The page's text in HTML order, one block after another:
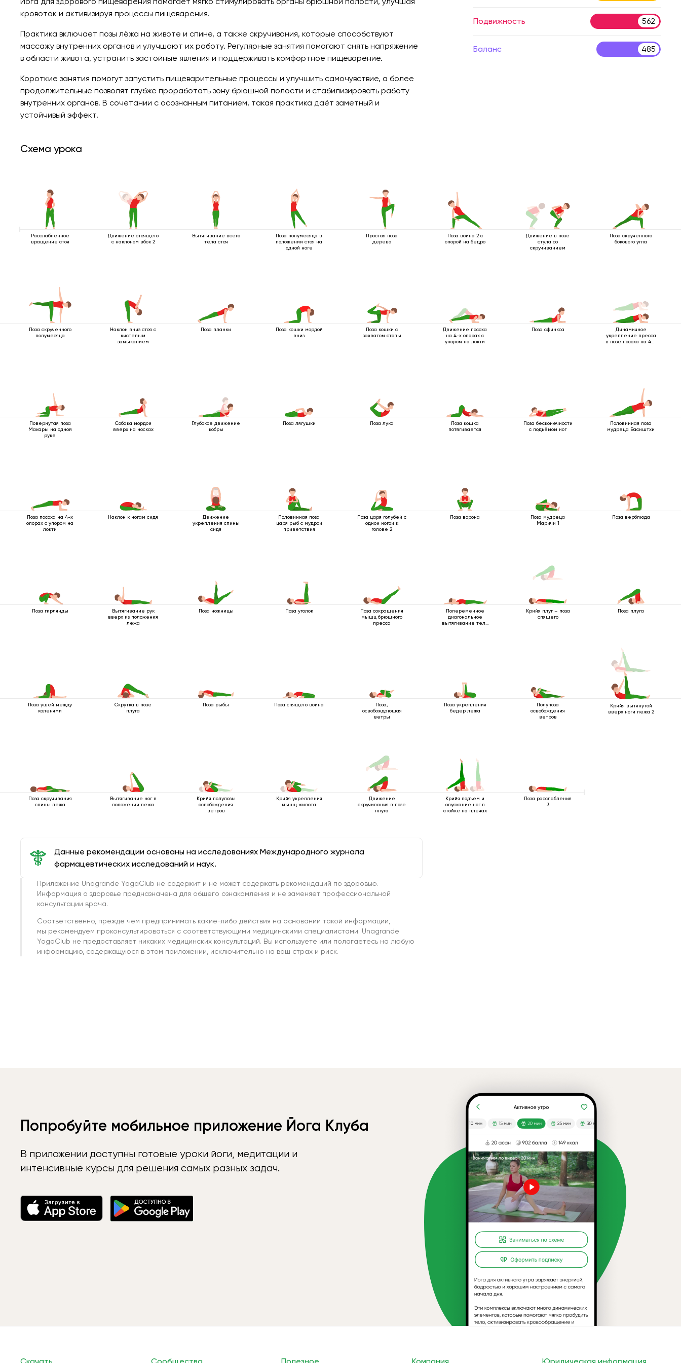
кровоток и активизируя процессы пищеварения.
Практика включает позы лёжа на животе и спине, а также скручивания, которые способствуют
массажу внутренних органов и улучшают их работу. Регулярные занятия помогают снять напряжение
в области живота, устранить застойные явления и поддерживать комфортное пищеварение.
Короткие занятия помогут запустить пищеварительные процессы и улучшить самочувствие, а более
продолжительные позволят глубже проработать зону брюшной полости и стабилизировать работу
внутренних органов. В сочетании с осознанным питанием, такая практика даёт заметный и
устойчивый эффект.
Подвижность 562
Баланс 485
Схема урока
Расслабленное
вращение стоя
Движение стоящего
с наклоном вбок 2
Вытягивание всего
тела стоя
Поза полумесяца в
положении стоя на
одной ноге
Простая поза
дерева
Поза воина 2 с
опорой на бедро
Движение в позе
стула со
скручиванием
Поза скрученного
бокового угла
Поза скрученного
полумесяца
Наклон вниз стоя с
кистевым
замыканием
Поза планки
Поза кошки мордой
вниз
Поза кошки с
захватом стопы
Движение посоха
на 4-х опорах с
упором на локти
Поза сфинкса
Динамичное
укрепление пресса
в позе посоха на 4-х
Повернутая поза
Макары на одной
руке
Собака мордой
вверх на носках
Глубокое движение
кобры
Поза лягушки Поза лука
Поза кошка
потягивается
Поза бесконечности
с подъёмом ног
Половинная поза
мудреца Васиштхи
Поза посоха на 4-х
опорах с упором на
локти
Наклон к ногам сидя
Движение
укрепления спины
сидя
Половинная поза
царя рыб с мудрой
приветствия
Поза царя голубей с
одной ногой к
голове 2
Поза ворона
Поза мудреца
Маричи 1
Поза верблюда
Поза гирлянды
Вытягивание рук
вверх из положения
лежа
Поза ножницы Поза уголок
Поза сокращения
мышц брюшного
пресса
Попеременное
диагональное
вытягивание тела
Крийя плуг – поза
спящего
Поза плуга
Поза ушей между
коленями
Скрутка в позе
плуга
Поза рыбы Поза спящего воина
Поза,
освобождающая
ветры
Поза укрепления
бедер лежа
Полупоза
освобождения
ветров
Крийя вытянутой
вверх ноги лежа 2
Поза скручивания
спины лежа
Вытягивание ног в
положении лежа
Крийя полупозы
освобождения
ветров
Крийя укрепления
мышц живота
Движение
скручивания в позе
плуга
Крийя подъем и
опускание ног в
стойке на плечах
Поза расслабления
3
Данные рекомендации основаны на исследованиях Международного журнала
фармацевтических исследований и наук.
Приложение Unagrande YogaClub не содержит и не может содержать рекомендаций по здоровью.
Информация о здоровье предназначена для общего ознакомления и не заменяет профессиональной
консультации врача.
Соответственно, прежде чем предпринимать какие-либо действия на основании такой информации,
мы рекомендуем проконсультироваться с соответствующими медицинскими специалистами. Unagrande
YogaClub не предоставляет никаких медицинских консультаций. Вы используете или полагаетесь на любую
информацию, содержащуюся в этом приложении, исключительно на ваш страх и риск.
Попробуйте мобильное приложение Йога Клуба
В приложении доступны готовые уроки йоги, медитации и
интенсивные курсы для решения самых разных задач.